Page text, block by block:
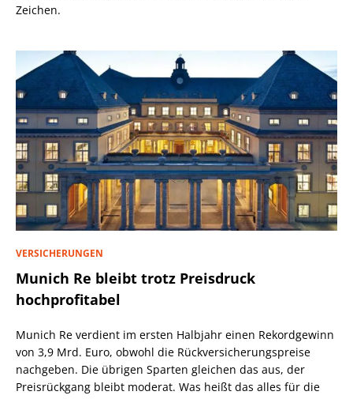
Zeichen.
VERSICHERUNGEN
Munich Re bleibt trotz Preisdruck
hochprofitabel
Munich Re verdient im ersten Halbjahr einen Rekordgewinn
von 3,9 Mrd. Euro, obwohl die Rückversicherungspreise
nachgeben. Die übrigen Sparten gleichen das aus, der
Preisrückgang bleibt moderat. Was heißt das alles für die